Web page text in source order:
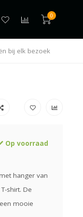
0
bij elk bezoek
Op voorraad
hanger van
shirt. De
mooie